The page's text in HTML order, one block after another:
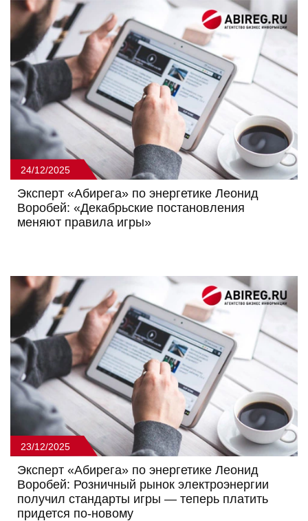
24/12/2025
Эксперт «Абирега» по энергетике Леонид
Воробей: «Декабрьские постановления
меняют правила игры»
23/12/2025
Эксперт «Абирега» по энергетике Леонид
Воробей: Розничный рынок электроэнергии
получил стандарты игры — теперь платить
придется по-новому